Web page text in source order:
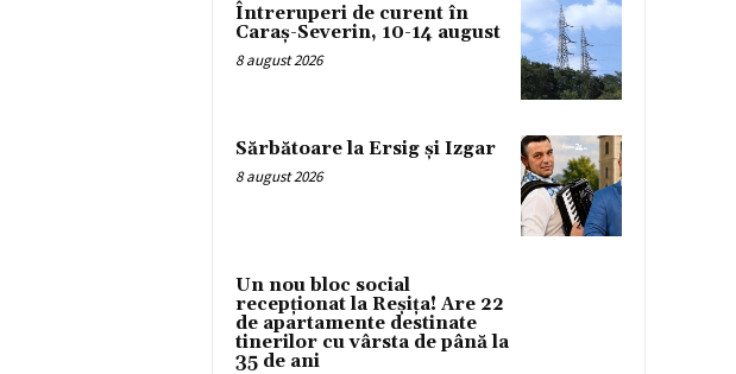
Întreruperi de curent în
Caraș-Severin, 10-14 august
8 august 2026
Sărbătoare la Ersig și Izgar
8 august 2026
Un nou bloc social
recepționat la Reșița! Are 22
de apartamente destinate
tinerilor cu vârsta de până la
35 de ani